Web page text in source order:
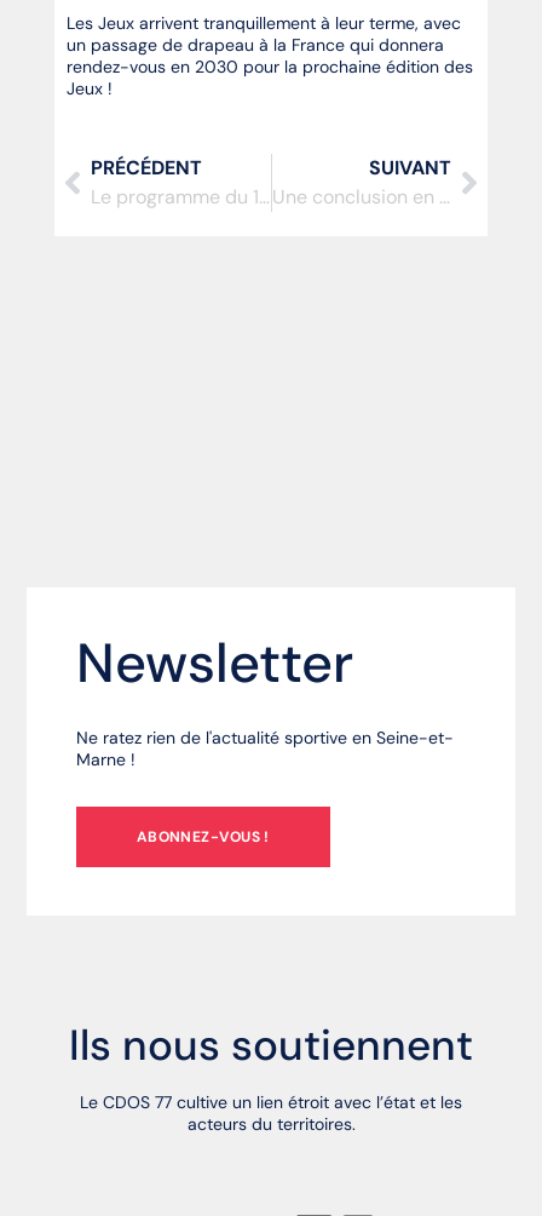
Les Jeux arrivent tranquillement à leur terme, avec
un passage de drapeau à la France qui donnera
rendez-vous en 2030 pour la prochaine édition des
Jeux !
PRÉCÉDENT
Le programme du 18 février 2026…
SUIVANT
Une conclusion en apothéose…
Newsletter
Ne ratez rien de l'actualité sportive en Seine-et-
Marne !
ABONNEZ-VOUS !
Ils nous soutiennent
Le CDOS 77 cultive un lien étroit avec l’état et les
acteurs du territoires.